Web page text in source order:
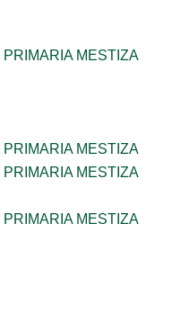
MESTIZA
MESTIZA
MESTIZA
MESTIZA